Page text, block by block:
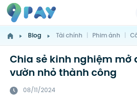
Blog Tài chính | Phim ảnh |
Chia sẻ kinh nghiệm mở
vườn nhỏ thành công
08/11/2024